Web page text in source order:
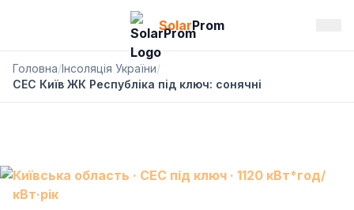
SolarProm
Головна/Інсоляція України/
СЕС Київ ЖК Республіка під ключ: сонячні
Київська область · СЕС під ключ · 1120 кВт*год/
кВт·рік